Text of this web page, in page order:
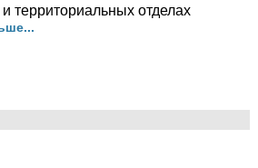
территориальных отделах